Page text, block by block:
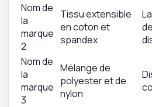
Nom de
la
marque
2
Tissu extensible
en coton et
spandex
Nom de
la
marque
3
Mélange de
polyester et de
nylon